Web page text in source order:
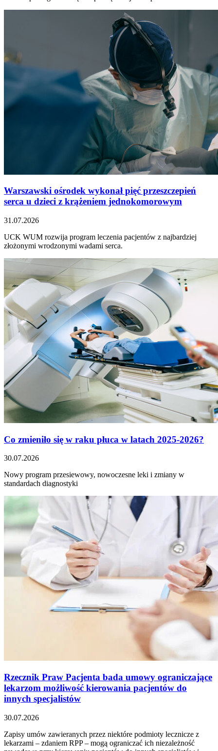
Warszawski ośrodek wykonał pięć przeszczepień
serca u dzieci z krążeniem jednokomorowym
31.07.2026
UCK WUM rozwija program leczenia pacjentów z najbardziej
złożonymi wrodzonymi wadami serca.
Co zmieniło się w raku płuca w latach 2025-2026?
30.07.2026
Nowy program przesiewowy, nowoczesne leki i zmiany w
standardach diagnostyki
Rzecznik Praw Pacjenta bada umowy ograniczające
lekarzom możliwość kierowania pacjentów do
innych specjalistów
30.07.2026
Zapisy umów zawieranych przez niektóre podmioty lecznicze z
lekarzami – zdaniem RPP – mogą ograniczać ich niezależność